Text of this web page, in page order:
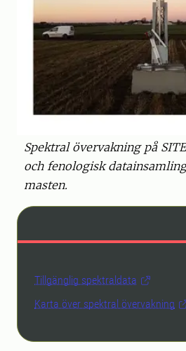
Spektral övervakning på
och fenologisk
masten.
Tillgänglig spektraldata
Karta över spektral övervakning